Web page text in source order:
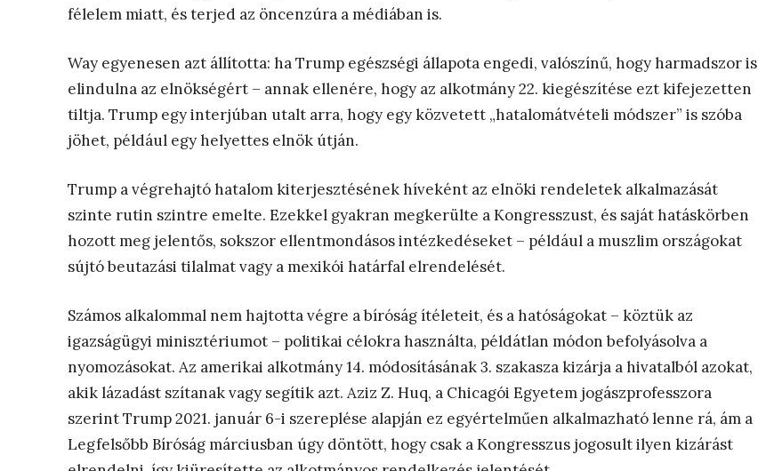
félelem miatt, és terjed az öncenzúra a médiában is.
Way egyenesen azt állította: ha Trump egészségi állapota engedi, valószínű, hogy harmadszor is
elindulna az elnökségért – annak ellenére, hogy az alkotmány 22. kiegészítése ezt kifejezetten
tiltja. Trump egy interjúban utalt arra, hogy egy közvetett „hatalomátvételi módszer” is szóba
jöhet, például egy helyettes elnök útján.
Trump a végrehajtó hatalom kiterjesztésének híveként az elnöki rendeletek alkalmazását
szinte rutin szintre emelte. Ezekkel gyakran megkerülte a Kongresszust, és saját hatáskörben
hozott meg jelentős, sokszor ellentmondásos intézkedéseket – például a muszlim országokat
sújtó beutazási tilalmat vagy a mexikói határfal elrendelését.
Számos alkalommal nem hajtotta végre a bíróság ítéleteit, és a hatóságokat – köztük az
igazságügyi minisztériumot – politikai célokra használta, példátlan módon befolyásolva a
nyomozásokat. Az amerikai alkotmány 14. módosításának 3. szakasza kizárja a hivatalból azokat,
akik lázadást szítanak vagy segítik azt. Aziz Z. Huq, a Chicagói Egyetem jogászprofesszora
szerint Trump 2021. január 6-i szereplése alapján ez egyértelműen alkalmazható lenne rá, ám a
Legfelsőbb Bíróság márciusban úgy döntött, hogy csak a Kongresszus jogosult ilyen kizárást